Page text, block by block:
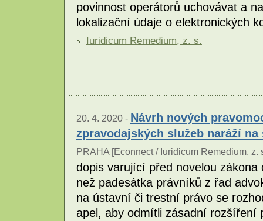
povinnost operátorů uchovávat a
lokalizační údaje o elektronických
Iuridicum Remedium, z. s.
20. 4. 2020 - Návrh nových
zpravodajských služeb naráží
PRAHA [Econnect / Iuridicum Remedium, z.
dopis varující před novelou
než padesátka právníků z řad
na ústavní či trestní právo se
apel, aby odmítli zásadní rozšíření